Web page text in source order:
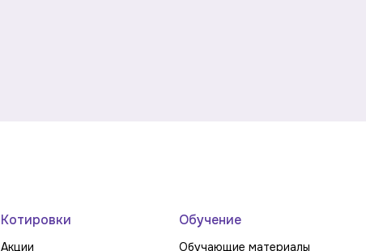
Котировки
Акции
Обучение
Обучающие материалы